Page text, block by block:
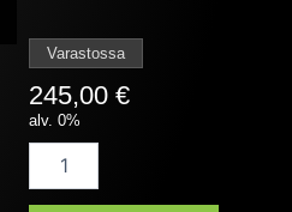
Varastossa
245,00€
alv. 0%
katon
räystäskappale